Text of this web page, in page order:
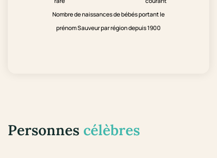
Nombre de naissances de bébés portant le
prénom Sauveur par région depuis 1900
Personnes célèbres